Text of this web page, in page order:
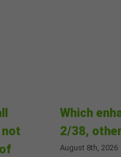
Which
2/38,
August 8th, 2026